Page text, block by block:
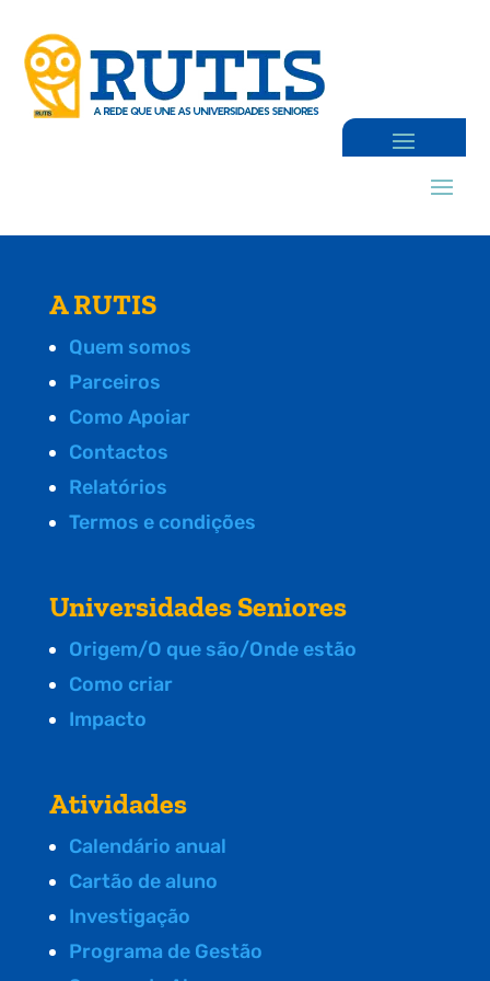
A RUTIS
Quem somos
Parceiros
Como Apoiar
Contactos
Relatórios
Termos e condições
Universidades Seniores
Origem/O que são/Onde estão
Como criar
Impacto
Atividades
Calendário anual
Cartão de aluno
Investigação
Programa de Gestão